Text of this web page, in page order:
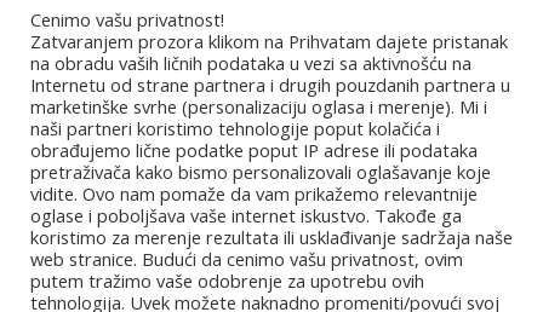
Marketing
Impressum
Uslovi korišćenja
Kontakt
Partneri
Cenimo vašu privatnost!
Zatvaranjem prozora klikom na Prihvatam dajete pristanak
na obradu vaših ličnih podataka u vezi sa aktivnošću na
Internetu od strane partnera i drugih pouzdanih partnera u
marketinške svrhe (personalizaciju oglasa i merenje). Mi i
naši partneri koristimo tehnologije poput kolačića i
obrađujemo lične podatke poput IP adrese ili podataka
pretraživača kako bismo personalizovali oglašavanje koje
vidite. Ovo nam pomaže da vam prikažemo relevantnije
oglase i poboljšava vaše internet iskustvo. Takođe ga
koristimo za merenje rezultata ili usklađivanje sadržaja naše
web stranice. Budući da cenimo vašu privatnost, ovim
putem tražimo vaše odobrenje za upotrebu ovih
tehnologija. Uvek možete naknadno promeniti/povući svoj